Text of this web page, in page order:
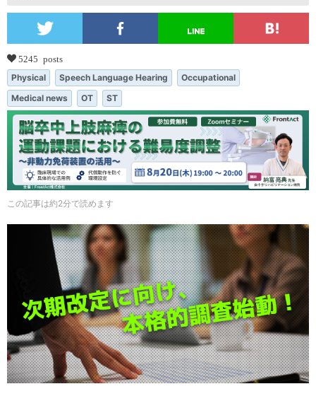
5245 posts
Physical Speech Language Hearing
Occupational
Medical news
OT ST
この記事は約2分で読めます